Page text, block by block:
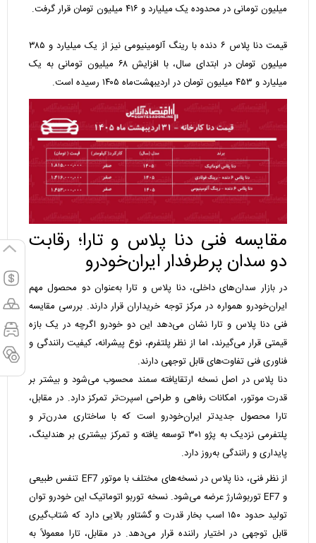
میلیون تومانی در محدوده یک میلیارد و ۴۱۶ میلیون تومان قرار گرفت.
قیمت دنا پلاس ۶ دنده با رینگ آلومینیومی نیز از یک میلیارد و ۳۸۵
میلیون تومان در ابتدای سال، با افزایش ۶۸ میلیون تومانی به یک
میلیارد و ۴۵۳ میلیون تومان در اردیبهشت‌ماه ۱۴۰۵ رسیده است.
مقایسه فنی دنا پلاس و تارا؛ رقابت
دو سدان پرطرفدار ایران‌خودرو
در بازار سدان‌های داخلی، دنا پلاس و تارا به‌عنوان دو محصول مهم
ایران‌خودرو همواره در مرکز توجه خریداران قرار دارند. بررسی مقایسه
فنی دنا پلاس و تارا نشان می‌دهد این دو خودرو اگرچه در یک بازه
قیمتی قرار می‌گیرند، اما از نظر پلتفرم، نوع پیشرانه، کیفیت رانندگی و
فناوری فنی تفاوت‌های قابل توجهی دارند.
دنا پلاس در اصل نسخه ارتقایافته سمند محسوب می‌شود و بیشتر بر
قدرت موتور، امکانات رفاهی و طراحی اسپرت‌تر تمرکز دارد. در مقابل،
تارا محصول جدیدتر ایران‌خودرو است که با ساختاری مدرن‌تر و
پلتفرمی نزدیک به پژو ۳۰۱ توسعه یافته و تمرکز بیشتری بر هندلینگ،
پایداری و رانندگی به‌روز دارد.
از نظر فنی، دنا پلاس در نسخه‌های مختلف با موتور EF7 تنفس طبیعی
و EF7 توربوشارژ عرضه می‌شود. نسخه توربو اتوماتیک این خودرو توان
تولید حدود ۱۵۰ اسب بخار قدرت و گشتاور بالایی دارد که شتاب‌گیری
قابل توجهی در اختیار راننده قرار می‌دهد. در مقابل، تارا معمولاً به